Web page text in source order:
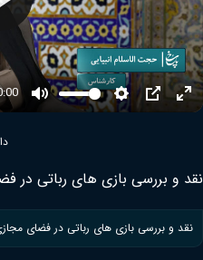
Mute SettingsPIP
Play
نقد و بررسی بازی های رباتی در
نقد و بررسی بازی های رباتی در فضای